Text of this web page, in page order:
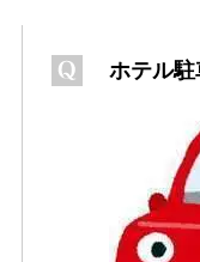
ホテル